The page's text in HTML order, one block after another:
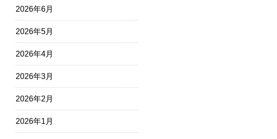
2026年6月
2026年5月
2026年4月
2026年3月
2026年2月
2026年1月